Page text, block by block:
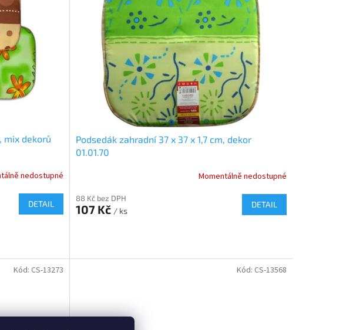
mix dekorů
nedostupné
DETAIL
Podsedák zahradní 37 x 37 x 1,7 cm, dekor
01.01.70
Momentálně nedostupné
88 Kč bez DPH
107 Kč / ks
DETAIL
Kód: CS-13273 Kód: CS-13568